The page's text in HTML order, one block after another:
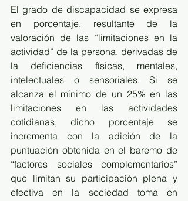
El grado de discapacidad se expresa
en porcentaje, resultante de la
valoración de las “limitaciones en la
actividad” de la persona, derivadas de
la deficiencias físicas, mentales,
intelectuales o sensoriales. Si se
alcanza el mínimo de un 25% en las
limitaciones en las actividades
cotidianas, dicho porcentaje se
incrementa con la adición de la
puntuación obtenida en el baremo de
“factores sociales complementarios”
que limitan su participación plena y
efectiva en la sociedad toma en